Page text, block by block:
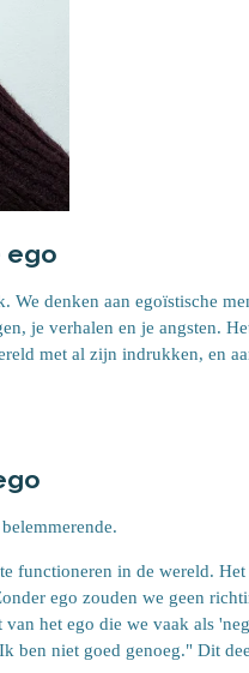
ego
We denken aan egoïstische
je verhalen en je angsten.
met al zijn indrukken, en
functioneren in de wereld.
ego zouden we geen
van het ego die we vaak als
ben niet goed genoeg." Dit